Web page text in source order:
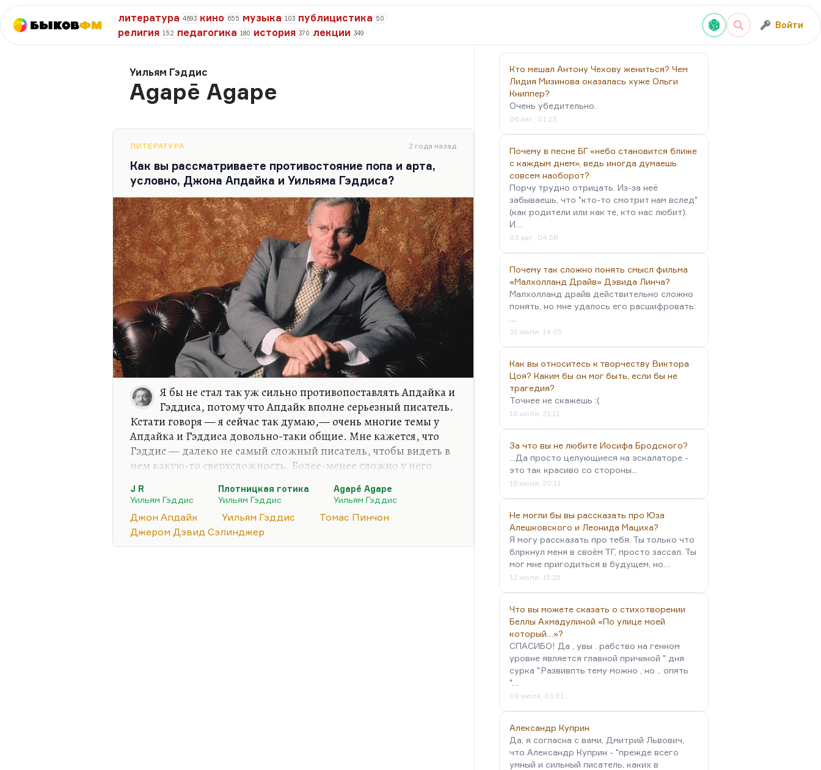
БыковФМ
литература 4693 кино 655 музыка 103 публицистика 50
религия 152 педагогика 180 история 370 лекции 349
Войти
Уильям Гэддис
Agapē Agape
ЛИТЕРАТУРА 2 года назад
Как вы рассматриваете противостояние попа и арта,
условно, Джона Апдайка и Уильяма Гэддиса?
Я бы не стал так уж сильно противопоставлять Апдайка и
Гэддиса, потому что Апдайк вполне серьезный писатель.
Кстати говоря — я сейчас так думаю,— очень многие темы у
Апдайка и Гэддиса довольно-таки общие. Мне кажется, что
Гэддис — далеко не самый сложный писатель, чтобы видеть в
нем какую-то сверхсложность. Более-менее сложно у него
основном из диалогов, но там есть ремарки, позволяющие
понять, кто о чем говорит и что происходит. А так, в
принципе, И «Плотницкая готика» и «A Frolic of His Own», и
«Agape Agape» — мне представляется, что это вообще вполне
J R
Уильям Гэддис
Плотницкая готика
Уильям Гэддис
Agapē Agape
Уильям Гэддис
Джон Апдайк Уильям Гэддис
Томас Пинчон
Джером Дэвид Сэлинджер
Кто мешал Антону Чехову жениться? Чем
Лидия Мизинова оказалась хуже Ольги
Книппер?
Очень убедительно.
06 авг., 01:23
Почему в песне БГ «небо становится ближе
с каждым днем», ведь иногда думаешь
совсем наоборот?
Порчу трудно отрицать. Из-за неё
забываешь, что "кто-то смотрит нам вслед"
(как родители или как те, кто нас любит).
И…
03 авг., 04:58
Почему так сложно понять смысл фильма
«Малхолланд Драйв» Дэвида Линча?
Малхолланд драйв действительно сложно
понять, но мне удалось его расшифровать:
31 июля, 14:05
Как вы относитесь к творчеству Виктора
Цоя? Каким бы он мог быть, если бы не
трагедия?
Точнее не скажешь :(
16 июля, 21:11
За что вы не любите Иосифа Бродского?
...Да просто целующиеся на эскалаторе -
это так красиво со стороны...
16 июля, 20:11
Не могли бы вы рассказать про Юза
Алешковского и Леонида Мациха?
Я могу рассказать про тебя. Ты только что
блркнул меня в своём ТГ, просто зассал. Ты
мог мне пригодиться в будущем, но…
12 июля, 15:25
Что вы можете сказать о стихотворении
Беллы Ахмадулиной «По улице моей
который…»?
СПАСИБО! Да , увы . рабство на генном
уровне является главной причиной " дня
сурка ".Развивпть тему можно , но .. опять
"…
09 июля, 03:01
Александр Куприн
Да, я согласна с вами, Дмитрий Львович,
что Александр Куприн - "прежде всего
умный и сильный писатель, каких в